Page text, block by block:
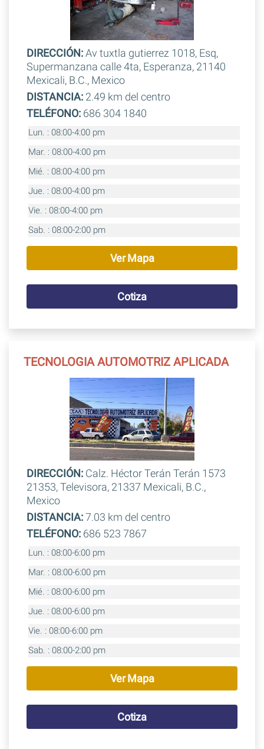
DIRECCIÓN:Av tuxtla gutierrez 1018, Esq,
Supermanzana calle 4ta, Esperanza, 21140
Mexicali, B.C., Mexico
DISTANCIA:2.49 km del centro
TELÉFONO:686 304 1840
Lun. : 08:00-4:00 pm
Mar. : 08:00-4:00 pm
Mié. : 08:00-4:00 pm
Jue. : 08:00-4:00 pm
Vie. : 08:00-4:00 pm
Sab. : 08:00-2:00 pm
Ver Mapa
Cotiza
TECNOLOGIA AUTOMOTRIZ APLICADA
DIRECCIÓN:Calz. Héctor Terán Terán 1573
21353, Televisora, 21337 Mexicali, B.C.,
Mexico
DISTANCIA:7.03 km del centro
TELÉFONO:686 523 7867
Lun. : 08:00-6:00 pm
Mar. : 08:00-6:00 pm
Mié. : 08:00-6:00 pm
Jue. : 08:00-6:00 pm
Vie. : 08:00-6:00 pm
Sab. : 08:00-2:00 pm
Ver Mapa
Cotiza